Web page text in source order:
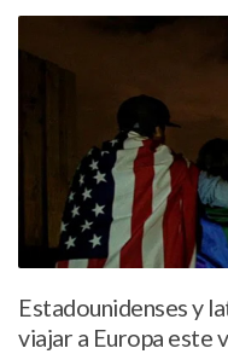
Estadounidenses y
viajar a Europa este